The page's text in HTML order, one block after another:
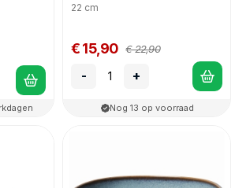
22 cm
€ 15,90 € 22,90
- +
Nog 13 op voorraad